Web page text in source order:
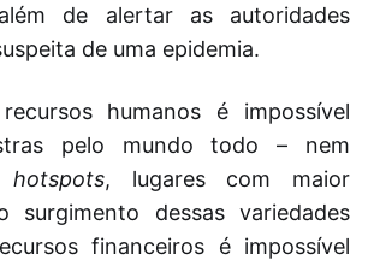
de alertar as autoridades
de uma epidemia.
humanos é impossível
pelo mundo todo – nem
hotspots, lugares com maior
surgimento dessas variedades
financeiros é impossível